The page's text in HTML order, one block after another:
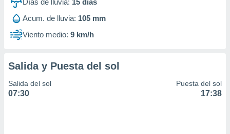
publicidad
de
Días de lluvia: 15 días
Acum. de lluvia: 105 mm
Viento medio: 9 km/h
Salida y Puesta del sol
Salida del sol
07:30
Puesta del sol
17:38